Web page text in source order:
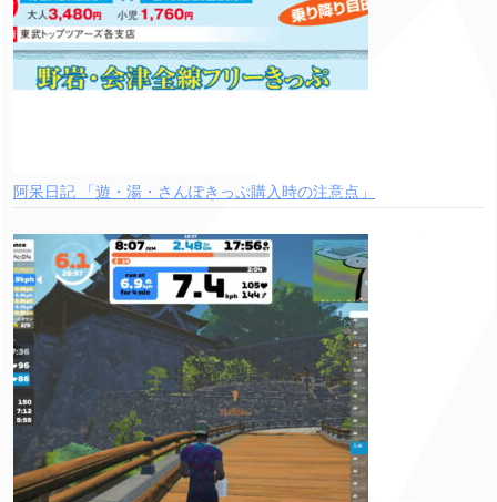
阿呆日記 「遊・湯・さんぽきっぷ購入時の注意点」